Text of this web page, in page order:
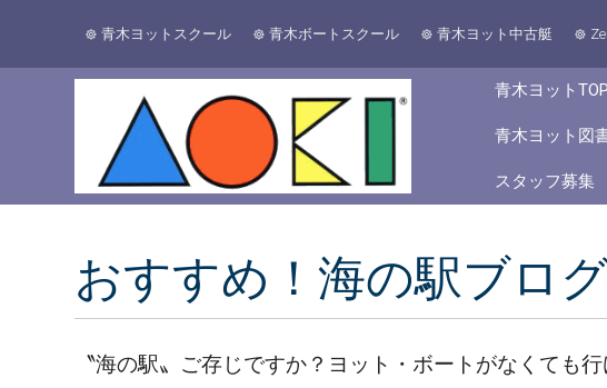
青木ヨットスクール 青木ボートスクール 青木ヨット中古艇
青木ヨットTOP
青木ヨット図
スタッフ募集
おすすめ！海の駅ブロ
〝海の駅〟ご存じですか？ヨット・ボートがなくても